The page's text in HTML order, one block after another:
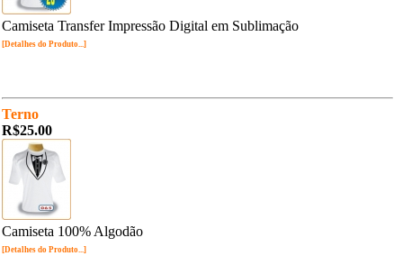
Camiseta Transfer Impressão Digital em Sublimação
[Detalhes do Produto...]
Terno
R$25.00
Camiseta 100% Algodão
[Detalhes do Produto...]